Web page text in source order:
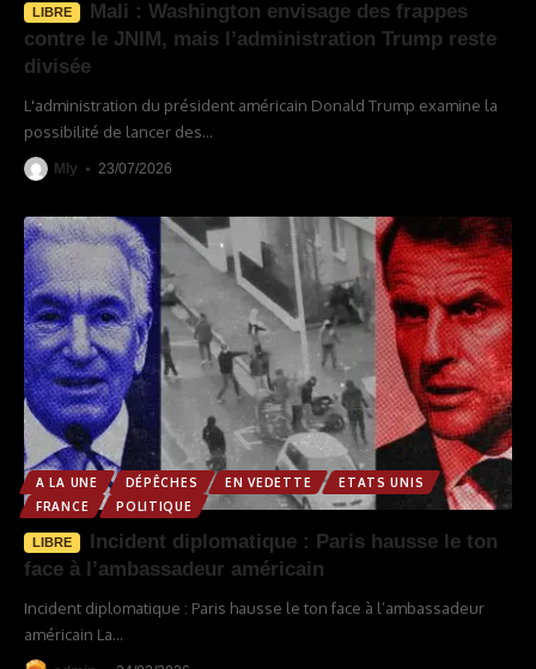
LIBRE
Mali : Washington envisage des frappes
contre le JNIM, mais l’administration Trump reste
divisée
L'administration du président américain Donald Trump examine la
possibilité de lancer des…
Mly 23/07/2026
A LA UNE DÉPÊCHES EN VEDETTE
ETATS UNIS
FRANCE
POLITIQUE
LIBRE
Incident diplomatique : Paris hausse le ton
face à l’ambassadeur américain
Incident diplomatique : Paris hausse le ton face à l’ambassadeur
américain La…